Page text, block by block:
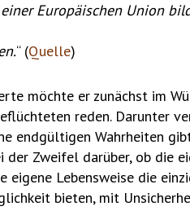
Europäischen Union
“ (Quelle)
möchte er zunächst im
reden. Darunter
endgültigen Wahrheiten
der Zweifel darüber, ob die
eigene Lebensweise die
bieten, mit